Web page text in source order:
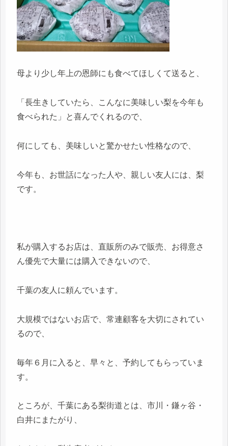
母より少し年上の恩師にも食べてほしくて送ると、
「長生きしていたら、こんなに美味しい梨を今年も
食べられた」と喜んでくれるので、
何にしても、美味しいと驚かせたい性格なので、
今年も、お世話になった人や、親しい友人には、梨
です。
私が購入するお店は、直販所のみで販売、お得意さ
ん優先で大量には購入できないので、
千葉の友人に頼んでいます。
大規模ではないお店で、常連顧客を大切にされてい
るので、
毎年６月に入ると、早々と、予約してもらっていま
す。
ところが、千葉にある梨街道とは、市川・鎌ヶ谷・
白井にまたがり、